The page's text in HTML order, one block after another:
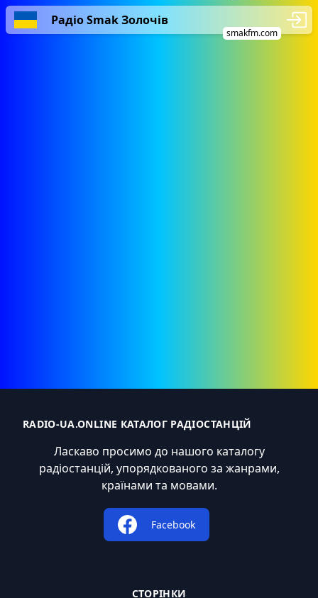
Радіо Smak Золочів
smakfm.com
RADIO-UA.ONLINE КАТАЛОГ РАДІОСТАНЦІЙ
Ласкаво просимо до нашого каталогу
радіостанцій, упорядкованого за жанрами,
країнами та мовами.
Facebook
СТОРІНКИ